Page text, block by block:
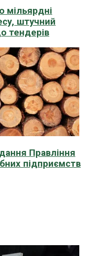
мільярдні
штучний
тендерів
Правління
підприємств